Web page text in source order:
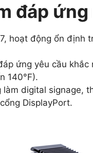
đáp
hoạt động ổn định
ứng yêu cầu
140°F).
digital signage,
DisplayPort.